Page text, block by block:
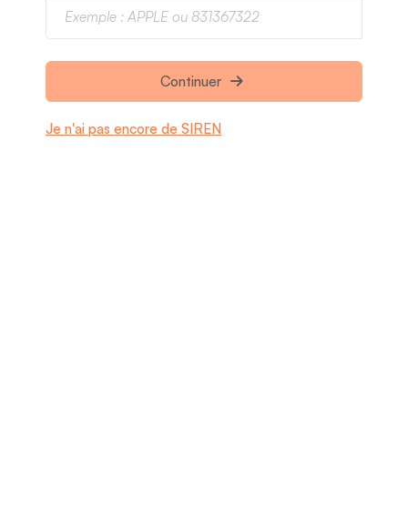
Continuer
Je n'ai pas encore de SIREN